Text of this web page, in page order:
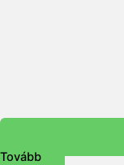
Tovább